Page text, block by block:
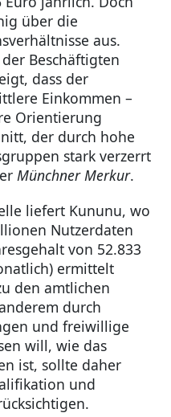
über die
aus.
Beschäftigten
dass der
Einkommen –
Orientierung
der durch hohe
stark verzerrt
Münchner Merkur.
liefert Kununu, wo
Nutzerdaten
von 52.833
ermittelt
den amtlichen
durch
und freiwillige
will, wie das
ist, sollte daher
und